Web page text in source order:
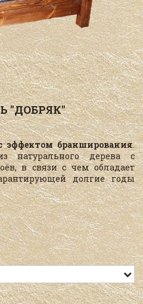
"ДОБРЯК"
бранширования.
натурального дерева с
в связи с чем обладает
долгие годы